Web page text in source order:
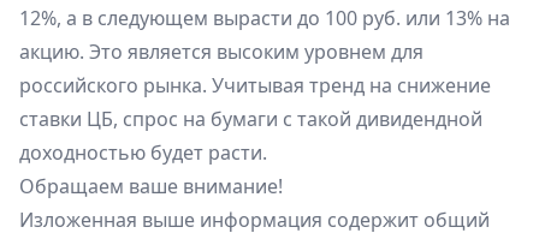
12%, а в следующем вырасти до 100 руб. или 13% на
акцию. Это является высоким уровнем для
российского рынка. Учитывая тренд на снижение
ставки ЦБ, спрос на бумаги с такой дивидендной
доходностью будет расти.
Обращаем ваше внимание!
Изложенная выше информация содержит общий